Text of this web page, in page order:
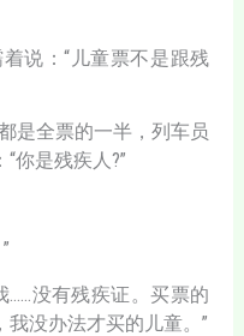
说：“儿童票不是跟残
是全票的一半，列车员
你是残疾人?”
……没有残疾证。买票的
没办法才买的儿童。”